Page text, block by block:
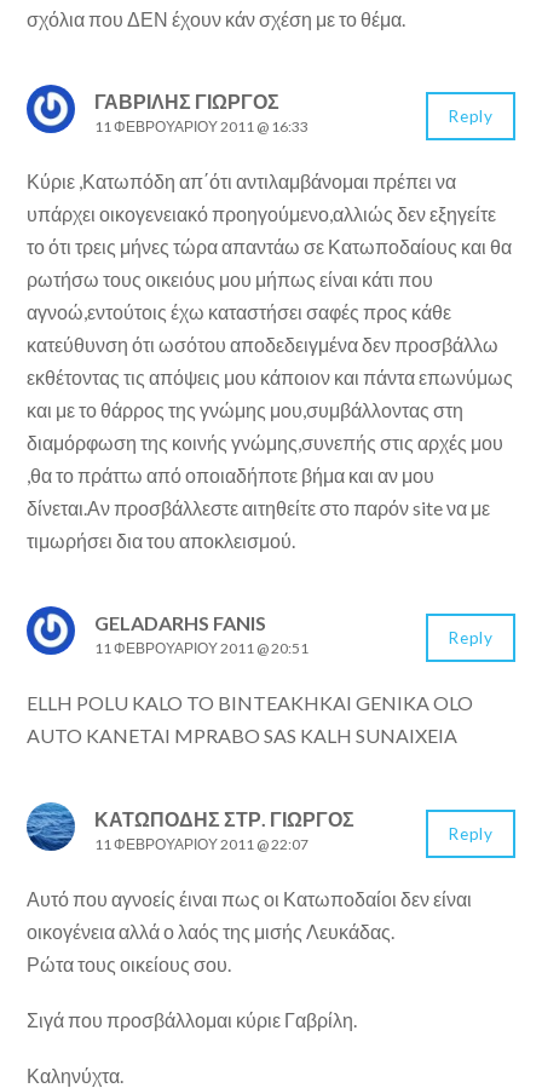
σχόλια που ΔΕΝ έχουν κάν σχέση με το θέμα.
ΓΑΒΡΊΛΗΣ ΓΙΏΡΓΟΣ
11 ΦΕΒΡΟΥΑΡΊΟΥ 2011 @ 16:33
Κύριε ,Κατωπόδη απ΄ότι αντιλαμβάνομαι πρέπει να
υπάρχει οικογενειακό προηγούμενο,αλλιώς δεν εξηγείτε
το ότι τρεις μήνες τώρα απαντάω σε Κατωποδαίους και θα
ρωτήσω τους οικειόυς μου μήπως είναι κάτι που
αγνοώ,εντούτοις έχω καταστήσει σαφές προς κάθε
κατεύθυνση ότι ωσότου αποδεδειγμένα δεν προσβάλλω
εκθέτοντας τις απόψεις μου κάποιον και πάντα επωνύμως
και με το θάρρος της γνώμης μου,συμβάλλοντας στη
διαμόρφωση της κοινής γνώμης,συνεπής στις αρχές μου
,θα το πράττω από οποιαδήποτε βήμα και αν μου
δίνεται.Αν προσβάλλεστε αιτηθείτε στο παρόν site να με
τιμωρήσει δια του αποκλεισμού.
Reply
GELADARHS FANIS
11 ΦΕΒΡΟΥΑΡΊΟΥ 2011 @ 20:51
ELLH POLU KALO TO BINTEAKHKAI GENIKA OLO
AUTO KANETAI MPRABO SAS KALH SUNAIXEIA
Reply
ΚΑΤΩΠΌΔΗΣ ΣΤΡ. ΓΙΏΡΓΟΣ
11 ΦΕΒΡΟΥΑΡΊΟΥ 2011 @ 22:07
Αυτό που αγνοείς έιναι πως οι Κατωποδαίοι δεν είναι
οικογένεια αλλά ο λαός της μισής Λευκάδας.
Ρώτα τους οικείους σου.
Σιγά που προσβάλλομαι κύριε Γαβρίλη.
Καληνύχτα.
Reply